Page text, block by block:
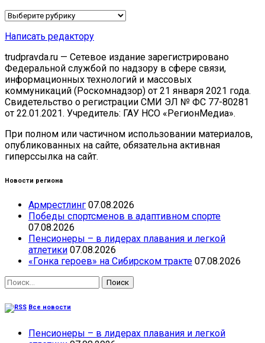
Рубрики
Написать редактору
trudpravda.ru — Сетевое издание зарегистрировано
Федеральной службой по надзору в сфере связи,
информационных технологий и массовых
коммуникаций (Роскомнадзор) от 21 января 2021 года.
Свидетельство о регистрации СМИ ЭЛ № ФС 77-80281
от 22.01.2021. Учредитель: ГАУ НСО «РегионМедиа».
При полном или частичном использовании материалов,
опубликованных на сайте, обязательна активная
гиперссылка на сайт.
Новости региона
Армрестлинг 07.08.2026
Победы спортсменов в адаптивном спорте
07.08.2026
Пенсионеры – в лидерах плавания и легкой
атлетики 07.08.2026
«Гонка героев» на Сибирском тракте 07.08.2026
Найти:
Все новости
Пенсионеры – в лидерах плавания и легкой